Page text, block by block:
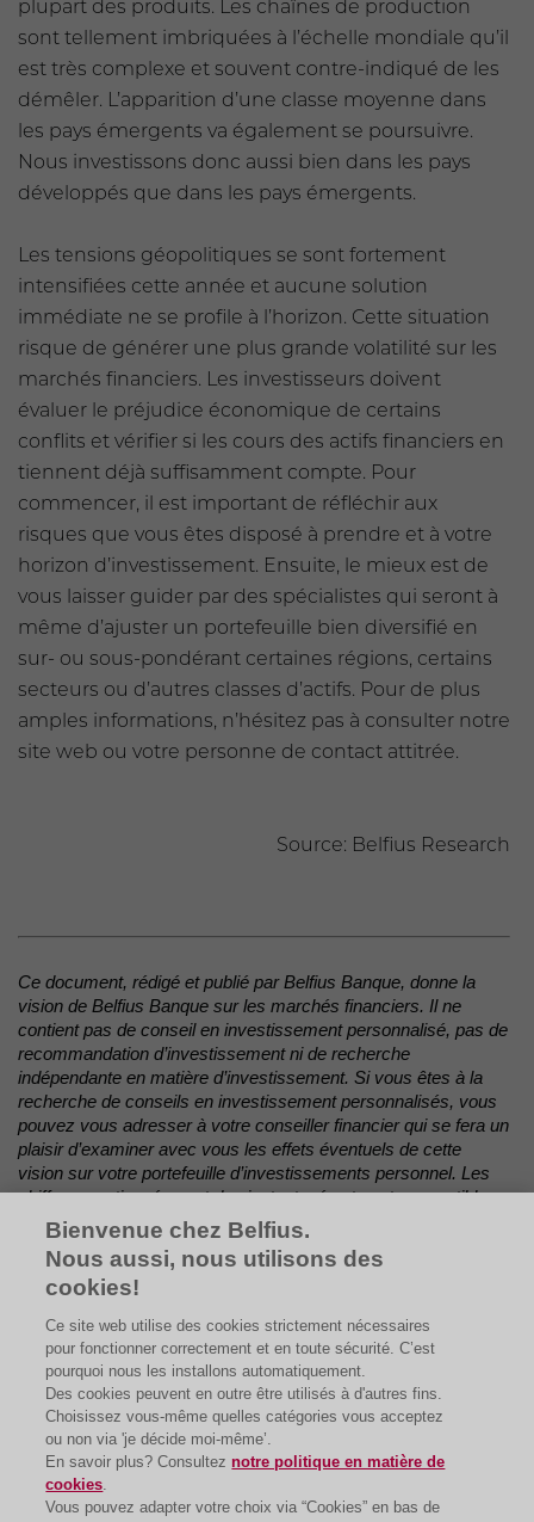
plupart des produits. Les chaînes de production
sont tellement imbriquées à l’échelle mondiale qu’il
est très complexe et souvent contre-indiqué de les
démêler. L’apparition d’une classe moyenne dans
les pays émergents va également se poursuivre.
Nous investissons donc aussi bien dans les pays
développés que dans les pays émergents.
Les tensions géopolitiques se sont fortement
intensifiées cette année et aucune solution
immédiate ne se profile à l’horizon. Cette situation
risque de générer une plus grande volatilité sur les
marchés financiers. Les investisseurs doivent
évaluer le préjudice économique de certains
conflits et vérifier si les cours des actifs financiers en
tiennent déjà suffisamment compte. Pour
commencer, il est important de réfléchir aux
risques que vous êtes disposé à prendre et à votre
horizon d’investissement. Ensuite, le mieux est de
vous laisser guider par des spécialistes qui seront à
même d’ajuster un portefeuille bien diversifié en
sur- ou sous-pondérant certaines régions, certains
secteurs ou d’autres classes d’actifs. Pour de plus
amples informations, n’hésitez pas à consulter notre
site web ou votre personne de contact attitrée.
Source: Belfius Research
Ce document, rédigé et publié par Belfius Banque, donne la
vision de Belfius Banque sur les marchés financiers. Il ne
contient pas de conseil en investissement personnalisé, pas de
recommandation d’investissement ni de recherche
indépendante en matière d’investissement. Si vous êtes à la
recherche de conseils en investissement personnalisés, vous
pouvez vous adresser à votre conseiller financier qui se fera un
plaisir d’examiner avec vous les effets éventuels de cette
vision sur votre portefeuille d’investissements personnel. Les
chiffres mentionnés sont des instantanés et sont susceptibles
d’évoluer.
Voir lien Belfius
Bienvenue chez Belfius.
Nous aussi, nous utilisons des
cookies!
Ce site web utilise des cookies strictement nécessaires
pour fonctionner correctement et en toute sécurité. C’est
pourquoi nous les installons automatiquement.
Des cookies peuvent en outre être utilisés à d'autres fins.
Choisissez vous-même quelles catégories vous acceptez
ou non via 'je décide moi-même’.
En savoir plus? Consulteznotre politique en matière de
cookies.
Vous pouvez adapter votre choix via “Cookies” en bas de